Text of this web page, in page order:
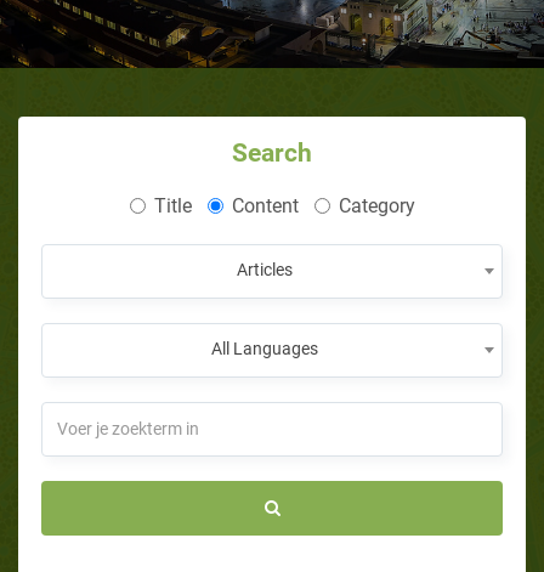
Search
Title Content Category
Articles
All Languages